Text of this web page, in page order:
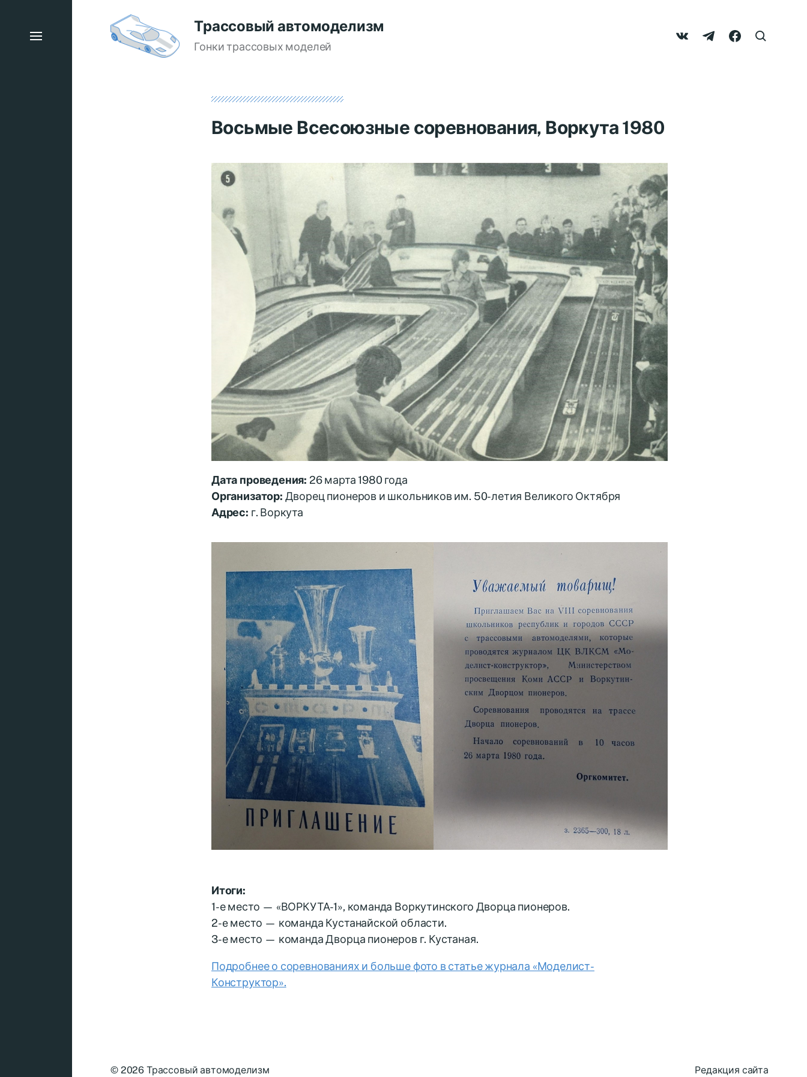
Трассовый автомоделизм
Гонки трассовых моделей
Восьмые Всесоюзные соревнования, Воркута 1980
Дата проведения: 26 марта 1980 года
Организатор: Дворец пионеров и школьников им. 50-летия Великого Октября
Адрес: г. Воркута
Итоги:
1-е место — «ВОРКУТА-1», команда Воркутинского Дворца пионеров.
2-e место — команда Кустанайской области.
3-е место — команда Дворца пионеров г. Кустаная.
Подробнее о соревнованиях и больше фото в статье журнала «Моделист-
Конструктор».
© 2026 Трассовый автомоделизм Редакция сайта